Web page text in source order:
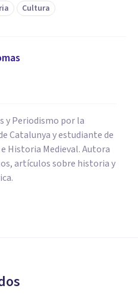
Cultura
y Periodismo por la
Catalunya y estudiante de
Historia Medieval. Autora
artículos sobre historia y